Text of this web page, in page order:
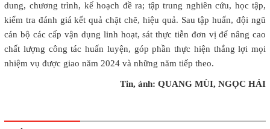
dung, chương trình, kế hoạch đề ra; tập trung nghiên cứu, học tập,
kiểm tra đánh giá kết quả chặt chẽ, hiệu quả. Sau tập huấn, đội ngũ
cán bộ các cấp vận dụng linh hoạt, sát thực tiễn đơn vị để nâng cao
chất lượng công tác huấn luyện, góp phần thực hiện thắng lợi mọi
nhiệm vụ được giao năm 2024 và những năm tiếp theo.
Tin, ảnh: QUANG MÙI, NGỌC HẢI